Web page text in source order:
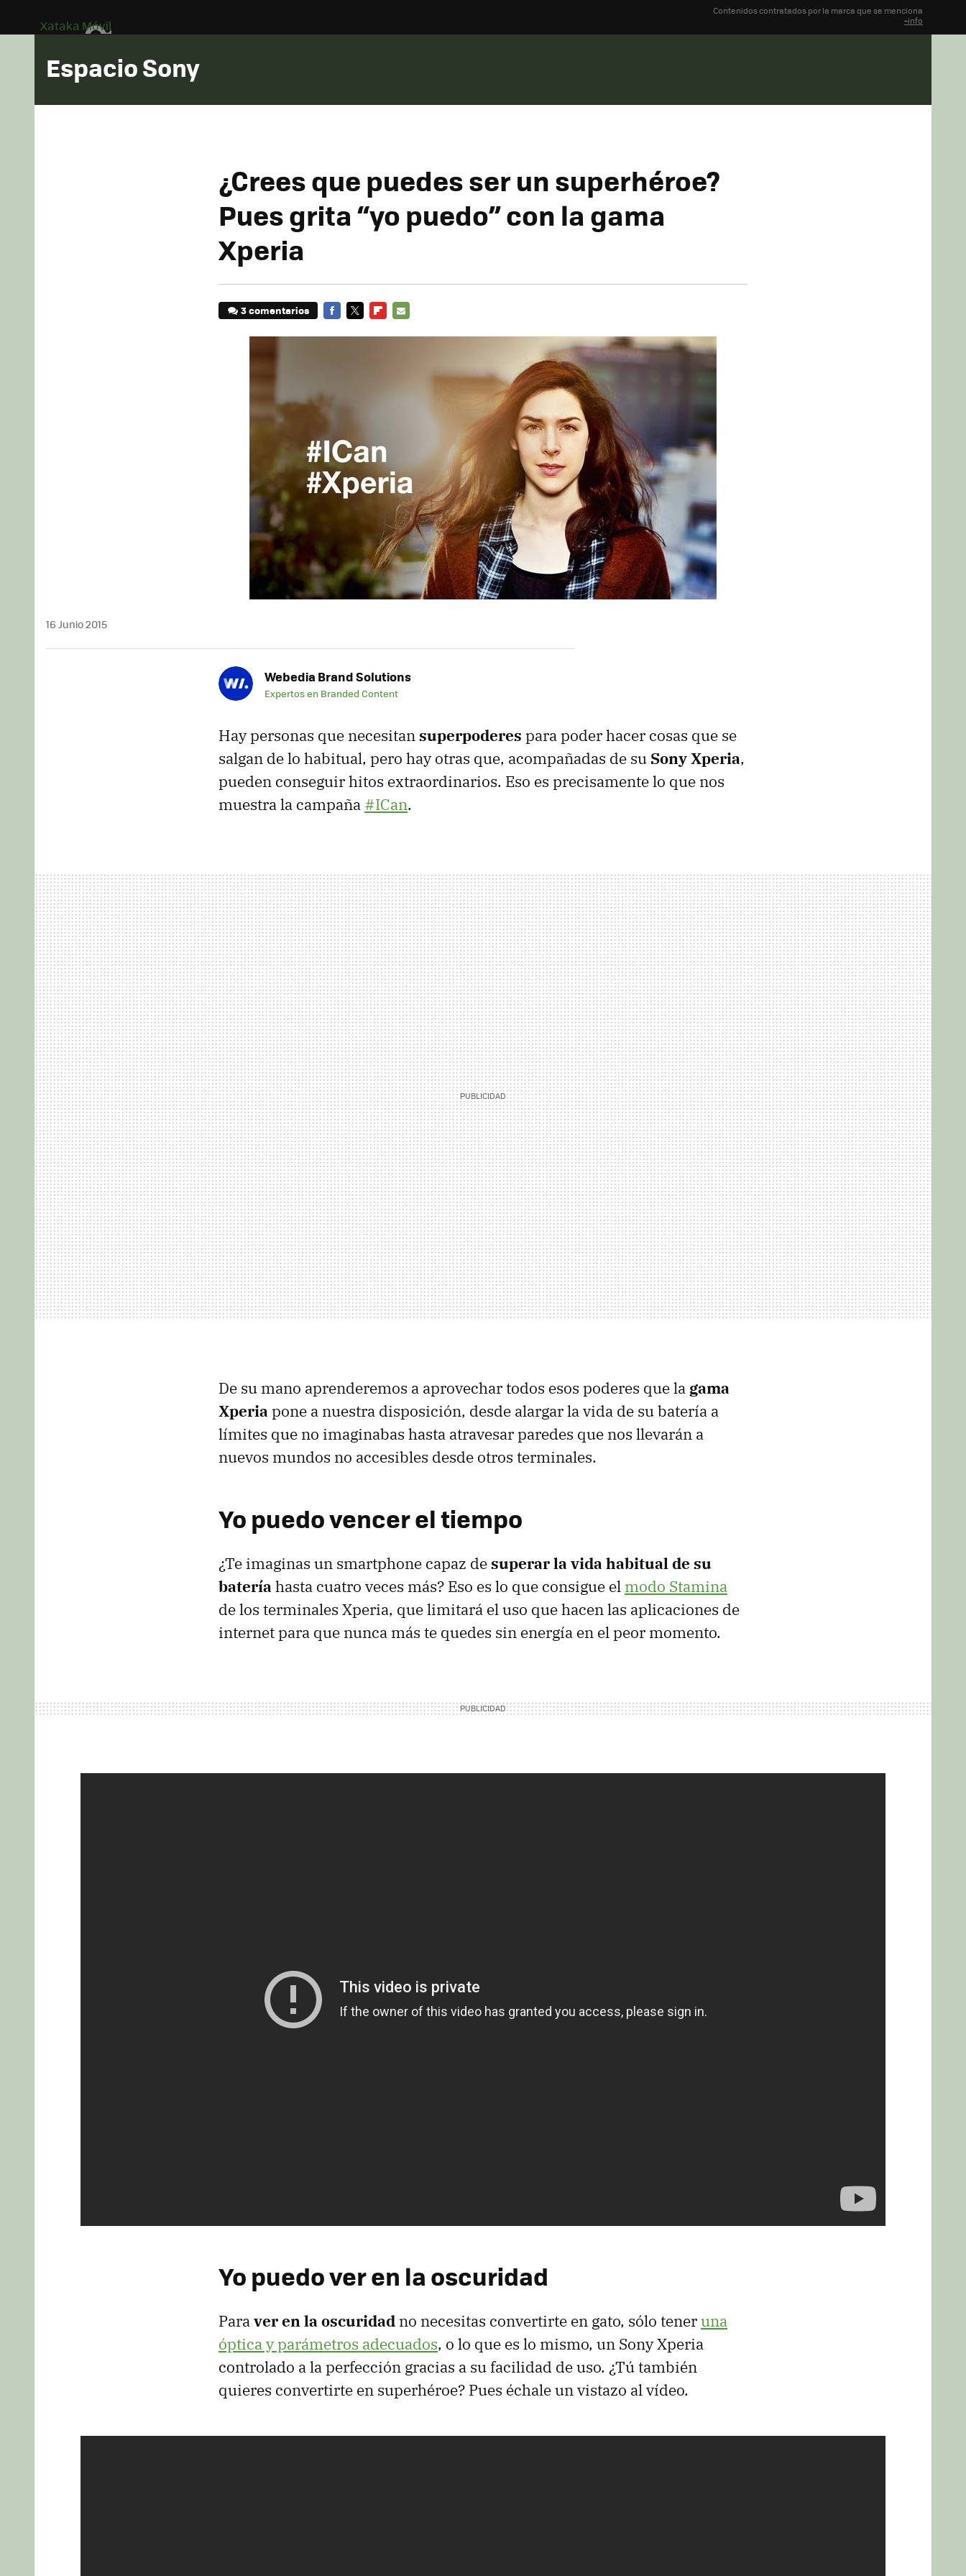
Contenidos contratados por la marca que se menciona
+info
Xataka Móvil
Espacio Sony
¿Crees que puedes ser un superhéroe?
Pues grita “yo puedo” con la gama
Xperia
3 comentarios
16 Junio 2015
Webedia Brand Solutions
Expertos en Branded Content
Hay personas que necesitansuperpoderes para poder hacer cosas que se
salgan de lo habitual, pero hay otras que, acompañadas de su Sony Xperia,
pueden conseguir hitos extraordinarios. Eso es precisamente lo que nos
muestra la campaña #ICan.
De su mano aprenderemos a aprovechar todos esos poderes que la gama
Xperia pone a nuestra disposición, desde alargar la vida de su batería a
límites que no imaginabas hasta atravesar paredes que nos llevarán a
nuevos mundos no accesibles desde otros terminales.
Yo puedo vencer el tiempo
¿Te imaginas un smartphone capaz desuperar la vida habitual de su
batería hasta cuatro veces más? Eso es lo que consigue el modo Stamina
de los terminales Xperia, que limitará el uso que hacen las aplicaciones de
internet para que nunca más te quedes sin energía en el peor momento.
Yo puedo ver en la oscuridad
Paraver en la oscuridad no necesitas convertirte en gato, sólo teneruna
óptica y parámetros adecuados, o lo que es lo mismo, un Sony Xperia
controlado a la perfección gracias a su facilidad de uso. ¿Tú también
quieres convertirte en superhéroe? Pues échale un vistazo al vídeo.